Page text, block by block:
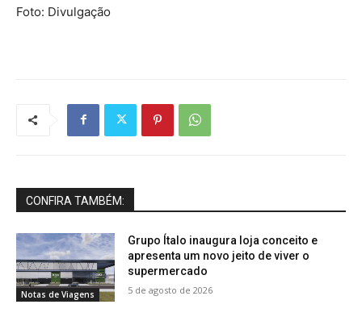
Foto: Divulgação
CONFIRA TAMBÉM:
Notas de Viagens
Grupo Ítalo inaugura loja conceito e
apresenta um novo jeito de viver o
supermercado
5 de agosto de 2026